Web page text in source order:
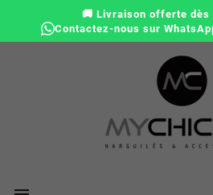
🚚 Livraison offerte dès
Contactez-nous sur